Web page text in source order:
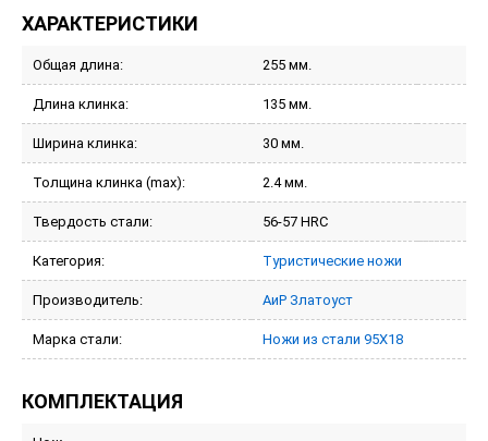
ХАРАКТЕРИСТИКИ
Общая длина: 255 мм.
Длина клинка: 135 мм.
Ширина клинка: 30 мм.
Толщина клинка (max): 2.4 мм.
Твердость стали: 56-57 HRC
Категория: Туристические ножи
Производитель: АиР Златоуст
Марка стали: Ножи из стали 95Х18
КОМПЛЕКТАЦИЯ